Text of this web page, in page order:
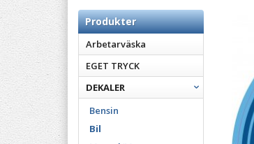
Produkter
Arbetarväska
EGET TRYCK
DEKALER
Bensin
Bil